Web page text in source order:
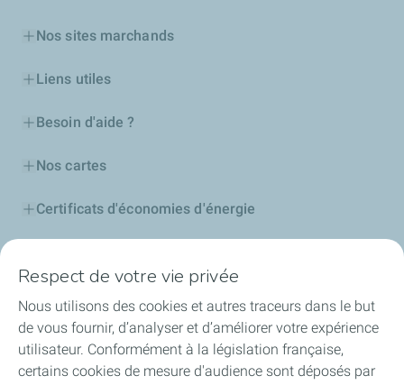
Nos sites marchands
Liens utiles
Besoin d'aide ?
Nos cartes
Certificats d'économies d'énergie
Accessibilité
Respect de votre vie privée
Nous utilisons des cookies et autres traceurs dans le but
de vous fournir, d’analyser et d’améliorer votre expérience
utilisateur. Conformément à la législation française,
certains cookies de mesure d'audience sont déposés par